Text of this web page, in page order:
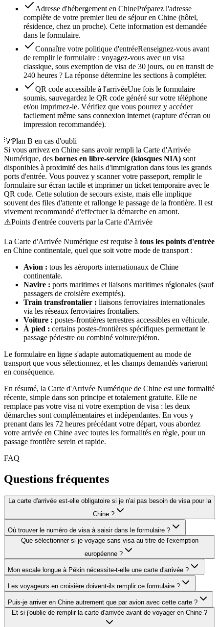
Adresse d'hébergement en ChinePréparez l'adresse
complète de votre premier lieu de séjour en Chine (hôtel,
résidence, chez un proche). Cette information est demandée
dans le formulaire.
Connaître votre politique d'entréeRenseignez-vous avant
de remplir le formulaire : voyagez-vous avec un visa
classique, sous exemption de visa de 30 jours, ou en transit de
240 heures ? La réponse détermine les sections à compléter.
QR code accessible à l'arrivéeUne fois le formulaire
soumis, sauvegardez le QR code généré sur votre téléphone
et/ou imprimez-le. Vérifiez que vous pourrez y accéder
facilement même sans connexion internet (capture d'écran ou
impression recommandée).
💡Plan B en cas d'oubli
Si vous arrivez en Chine sans avoir rempli la Carte d'Arrivée
Numérique, des bornes en libre-service (kiosques NIA) sont
disponibles à proximité des halls d'immigration dans tous les grands
ports d'entrée. Vous pouvez y scanner votre passeport, remplir le
formulaire sur écran tactile et imprimer un ticket temporaire avec le
QR code. Cette solution de secours existe, mais elle implique
souvent des files d'attente et rallonge le passage de la frontière. Il est
vivement recommandé d'effectuer la démarche en amont.
⚠️Points d'entrée couverts par la Carte d'Arrivée
La Carte d'Arrivée Numérique est requise à tous les points d'entrée
en Chine continentale, quel que soit votre mode de transport :
Avion : tous les aéroports internationaux de Chine
continentale.
Navire : ports maritimes et liaisons maritimes régionales (sauf
passagers de croisière exemptés).
Train transfrontalier : liaisons ferroviaires internationales
via les réseaux ferroviaires frontaliers.
Voiture : postes-frontières terrestres accessibles en véhicule.
À pied : certains postes-frontières spécifiques permettant le
passage pédestre ou combiné voiture/piéton.
Le formulaire en ligne s'adapte automatiquement au mode de
transport que vous sélectionnez, et les champs demandés varieront
en conséquence.
En résumé, la Carte d'Arrivée Numérique de Chine est une formalité
récente, simple dans son principe et totalement gratuite. Elle ne
remplace pas votre visa ni votre exemption de visa : les deux
démarches sont complémentaires et indépendantes. En vous y
prenant dans les 72 heures précédant votre départ, vous abordez
votre arrivée en Chine avec toutes les formalités en règle, pour un
passage frontière serein et rapide.
FAQ
Questions fréquentes
La carte d'arrivée est-elle obligatoire si je n'ai pas besoin de visa pour la
Chine ?
Où trouver le numéro de visa à saisir dans le formulaire ?
Que sélectionner si je voyage sans visa au titre de l'exemption
européenne ?
Mon escale longue à Pékin nécessite-t-elle une carte d'arrivée ?
Les voyageurs en croisière doivent-ils remplir ce formulaire ?
Puis-je arriver en Chine autrement que par avion avec cette carte ?
Et si j'oublie de remplir la carte d'arrivée avant de voyager en Chine ?